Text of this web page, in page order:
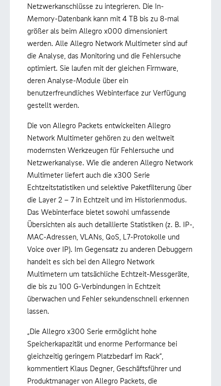
Netzwerkanschlüsse zu integrieren. Die In-
Memory-Datenbank kann mit 4 TB bis zu 8-mal
größer als beim Allegro x000 dimensioniert
werden. Alle Allegro Network Multimeter sind auf
die Analyse, das Monitoring und die Fehlersuche
optimiert. Sie laufen mit der gleichen Firmware,
deren Analyse-Module über ein
benutzerfreundliches Webinterface zur Verfügung
gestellt werden.
Die von Allegro Packets entwickelten Allegro
Network Multimeter gehören zu den weltweit
modernsten Werkzeugen für Fehlersuche und
Netzwerkanalyse. Wie die anderen Allegro Network
Multimeter liefert auch die x300 Serie
Echtzeitstatistiken und selektive Paketfilterung über
die Layer 2 – 7 in Echtzeit und im Historienmodus.
Das Webinterface bietet sowohl umfassende
Übersichten als auch detaillierte Statistiken (z. B. IP-,
MAC-Adressen, VLANs, QoS, L7-Protokolle und
Voice over IP). Im Gegensatz zu anderen Debuggern
handelt es sich bei den Allegro Network
Multimetern um tatsächliche Echtzeit-Messgeräte,
die bis zu 100 G-Verbindungen in Echtzeit
überwachen und Fehler sekundenschnell erkennen
lassen.
„Die Allegro x300 Serie ermöglicht hohe
Speicherkapazität und enorme Performance bei
gleichzeitig geringem Platzbedarf im Rack“,
kommentiert Klaus Degner, Geschäftsführer und
Produktmanager von Allegro Packets, die